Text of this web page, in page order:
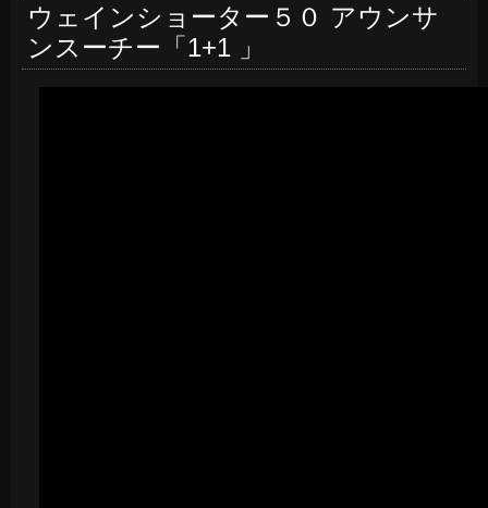
ウェインショーター５０ アウンサ
ンスーチー「1+1 」